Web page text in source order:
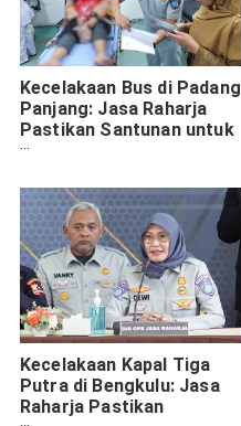
Kecelakaan Bus di Padang
Panjang: Jasa Raharja
Pastikan Santunan untuk
12 Korban Meninggal dan
Kecelakaan Kapal Tiga
Putra di Bengkulu: Jasa
Raharja Pastikan